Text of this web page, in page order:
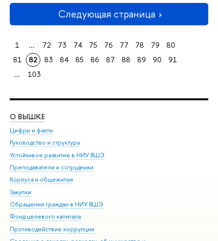
Следующая страница
1 ... 72 73 74 75 76 77 78 79
80
81
82 83 84 85 86 87 88 89 90
91
...
103
О ВЫШКЕ
Цифры и факты
Руководство и структура
Устойчивое развитие в НИУ ВШЭ
Преподаватели и сотрудники
Корпуса и общежития
Закупки
Обращения граждан в НИУ ВШЭ
Фонд целевого капитала
Противодействие коррупции